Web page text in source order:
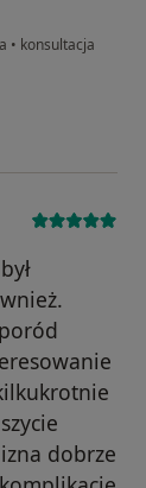
• konsultacja
dobrze